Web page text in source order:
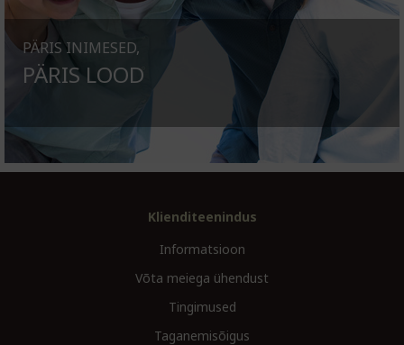
PÄRIS INIMESED,
PÄRIS LOOD
Klienditeenindus
Informatsioon
Võta meiega ühendust
Tingimused
Taganemisõigus